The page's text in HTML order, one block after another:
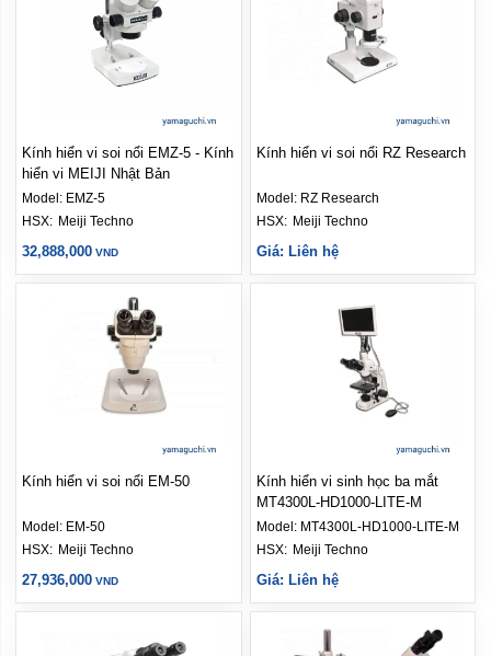
Kính hiển vi soi nổi EMZ-5 - Kính
hiển vi MEIJI Nhật Bản
Model: EMZ-5
Meiji Techno
32,888,000 VND
Kính hiển vi soi nổi RZ Research
Model: RZ Research
HSX: Meiji Techno
Giá: Liên hệ
Kính hiển vi soi nổi EM-50
Model: EM-50
Meiji Techno
27,936,000 VND
Kính hiển vi sinh học ba mắt
MT4300L-HD1000-LITE-M
Model: MT4300L-HD1000-LITE-M
HSX: Meiji Techno
Giá: Liên hệ